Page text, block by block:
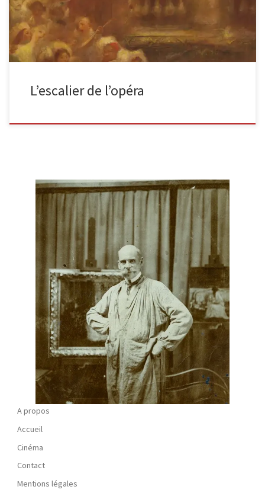
L’escalier de l’opéra
A propos
Accueil
Cinéma
Contact
Mentions légales